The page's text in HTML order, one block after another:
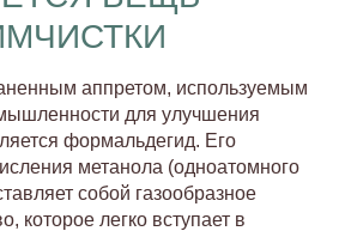
аппретом, используемым
для улучшения
формальдегид. Его
метанола (одноатомного
собой газообразное
которое легко вступает в